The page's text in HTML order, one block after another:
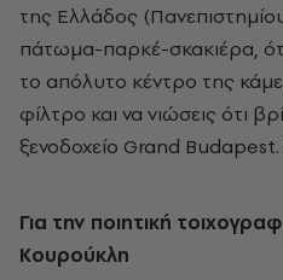
της Ελλάδος
πάτωμα-παρκέ-σκακιέρα,
το απόλυτο κέντρο της
φίλτρο και να νιώσεις ότι
ξενοδοχείο Grand Budapest.
Για την ποιητική
Κουρούκλη